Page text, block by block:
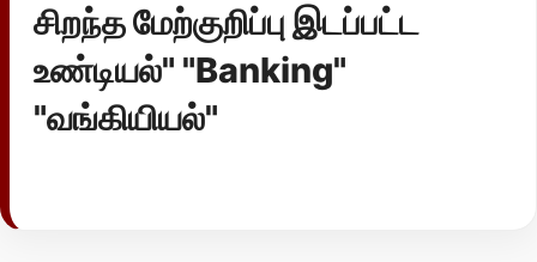
சிறந்த மேற்குறிப்பு இடப்பட்ட
உண்டியல்" "Banking"
"வங்கியியல்"